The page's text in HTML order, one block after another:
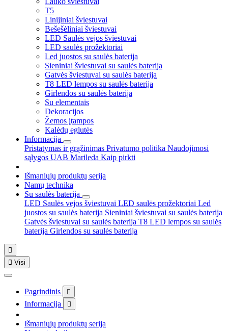
T5
Linijiniai šviestuvai
Bešešėliniai šviestuvai
LED Saulės vejos šviestuvai
LED saulės prožektoriai
Led juostos su saulės baterija
Sieniniai šviestuvai su saulės baterija
Gatvės šviestuvai su saulės baterija
T8 LED lempos su saulės baterija
Girlendos su saulės baterija
Su elementais
Dekoracijos
Žemos įtampos
Kalėdų eglutės
Informacija
Pristatymas ir grąžinimas Privatumo politika Naudojimosi
sąlygos UAB Marileda Kaip pirkti
Išmaniųjų produktų serija
Namų technika
Su saulės baterija
LED Saulės vejos šviestuvai LED saulės prožektoriai Led
juostos su saulės baterija Sieniniai šviestuvai su saulės baterija
Gatvės šviestuvai su saulės baterija T8 LED lempos su saulės
baterija Girlendos su saulės baterija

 Visi
Pagrindinis 
Informacija 
Išmaniųjų produktų serija